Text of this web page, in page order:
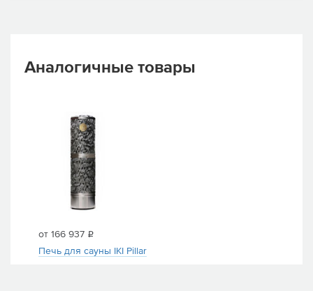
Аналогичные товары
от 166 937 i
Печь для сауны IKI Pillar